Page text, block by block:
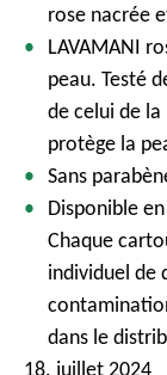
rose nacrée
LAVAMANI
peau. Testé
de celui de
protège la
Sans
Disponible
Chaque
individuel de
dans le
18. juillet 2024